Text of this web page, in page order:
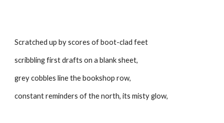
Scratched up by scores of boot-clad feet
scribbling first drafts on a blank sheet,
grey cobbles line the bookshop row,
constant reminders of the north, its misty glow,